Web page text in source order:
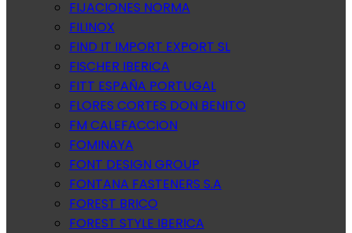
FIJACIONES NORMA
FILINOX
FIND IT IMPORT EXPORT SL
FISCHER IBERICA
FITT ESPAÑA PORTUGAL
FLORES CORTES DON BENITO
FM CALEFACCION
FOMINAYA
FONT DESIGN GROUP
FONTANA FASTENERS S.A
FOREST BRICO
FOREST STYLE IBERICA